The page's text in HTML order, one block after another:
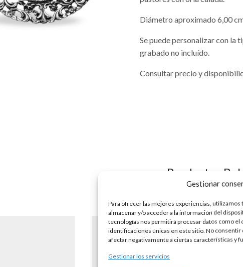
Gestionar
Para ofrecer las mejores experiencias, utilizamos
almacenar y/o acceder a la información del
tecnologías nos permitirá procesar datos como el
identificaciones únicas en este sitio. No
afectar negativamente a ciertas características y
Gestionar los servicios
Diámetro aproximado 6,00
Se puede personalizar con la
grabado no incluído.
Consultar precio y
Productos